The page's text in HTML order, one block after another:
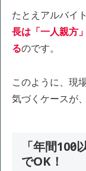
たとえアルバイ
長は「一人親方
るのです。
このように、現
気づくケースが
「年間100
でOK！